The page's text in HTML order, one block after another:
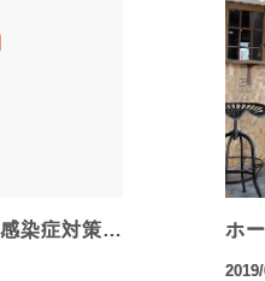
染症対策… ホ